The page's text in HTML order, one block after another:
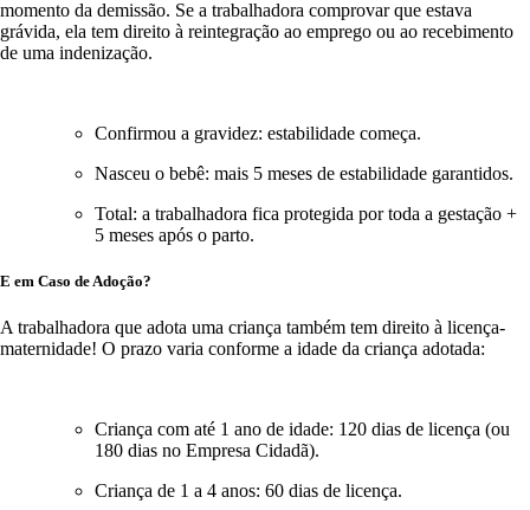
momento da demissão. Se a trabalhadora comprovar que estava
grávida, ela tem direito à reintegração ao emprego ou ao recebimento
de uma indenização.
Confirmou a gravidez: estabilidade começa.
Nasceu o bebê: mais 5 meses de estabilidade garantidos.
Total: a trabalhadora fica protegida por toda a gestação +
5 meses após o parto.
E em Caso de Adoção?
A trabalhadora que adota uma criança também tem direito à licença-
maternidade! O prazo varia conforme a idade da criança adotada:
Criança com até 1 ano de idade: 120 dias de licença (ou
180 dias no Empresa Cidadã).
Criança de 1 a 4 anos: 60 dias de licença.